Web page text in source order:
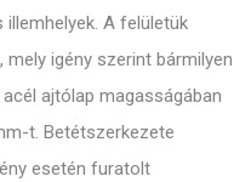
A felületük
igény szerint bármilyen
ajtólap magasságában
t. Betétszerkezete
esetén furatolt